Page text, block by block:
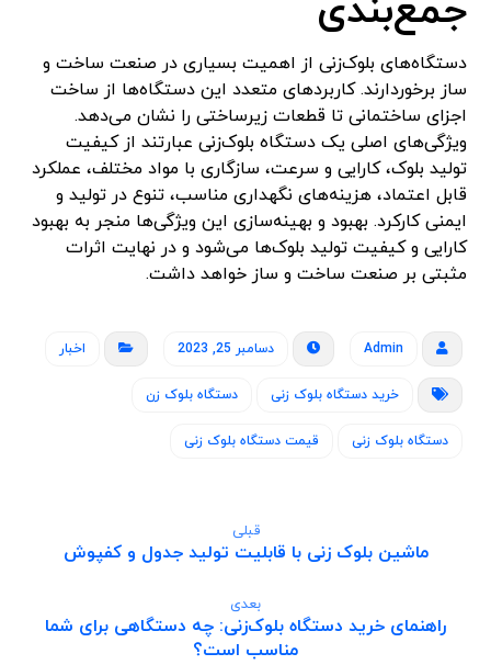
جمع‌بندی
دستگاه‌های بلوک‌زنی از اهمیت بسیاری در صنعت ساخت و
ساز برخوردارند. کاربردهای متعدد این دستگاه‌ها از ساخت
اجزای ساختمانی تا قطعات زیرساختی را نشان می‌دهد.
ویژگی‌های اصلی یک دستگاه بلوک‌زنی عبارتند از کیفیت
تولید بلوک، کارایی و سرعت، سازگاری با مواد مختلف، عملکرد
قابل اعتماد، هزینه‌های نگهداری مناسب، تنوع در تولید و
ایمنی کارکرد. بهبود و بهینه‌سازی این ویژگی‌ها منجر به بهبود
کارایی و کیفیت تولید بلوک‌ها می‌شود و در نهایت اثرات
مثبتی بر صنعت ساخت و ساز خواهد داشت.
Admin دسامبر 25, 2023 اخبار
خرید دستگاه بلوک زنی دستگاه بلوک زن
دستگاه بلوک زنی قیمت دستگاه بلوک زنی
قبلی
ماشین بلوک زنی با قابلیت تولید جدول و کفپوش
بعدی
راهنمای خرید دستگاه بلوک‌زنی: چه دستگاهی برای شما
مناسب است؟